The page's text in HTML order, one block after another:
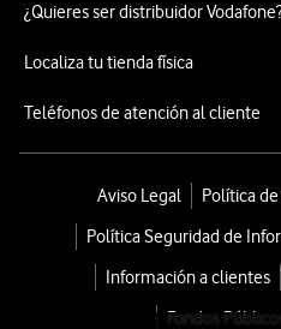
¿Quieres ser distribuidor
Localiza tu tienda física
Teléfonos de atención al cliente
Aviso Legal
Política
Política Seguridad de
Información a clientes
Fondos Públicos